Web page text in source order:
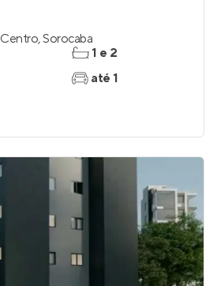
Centro,Sorocaba
1 e 2
até 1